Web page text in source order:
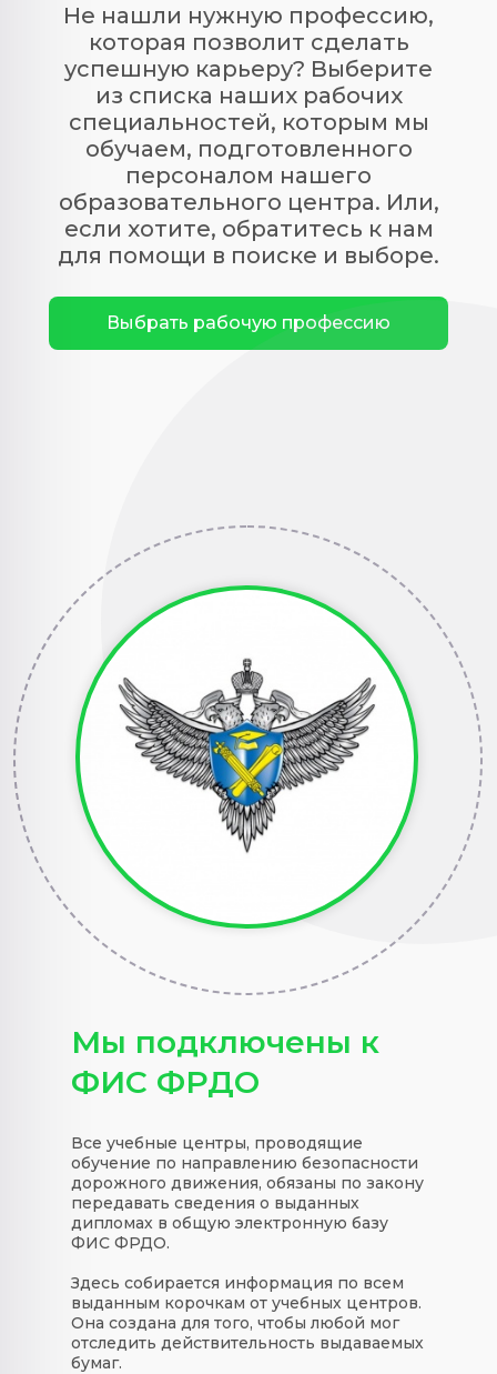
Не нашли нужную профессию,
которая позволит сделать
успешную карьеру? Выберите
из списка наших рабочих
специальностей, которым мы
обучаем, подготовленного
персоналом нашего
образовательного центра. Или,
если хотите, обратитесь к нам
для помощи в поиске и выборе.
Выбрать рабочую профессию
Все учебные центры, проводящие
обучение по направлению безопасности
дорожного движения, обязаны по закону
передавать сведения о выданных
дипломах в общую электронную базу
ФИС ФРДО.
Здесь собирается информация по всем
выданным корочкам от учебных центров.
Она создана для того, чтобы любой мог
отследить действительность выдаваемых
бумаг.
Мы подключены к
ФИС ФРДО